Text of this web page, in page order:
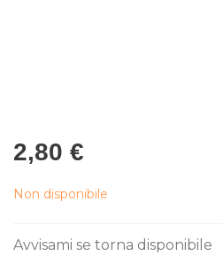
2,80 €
Non disponibile
Avvisami se torna disponibile